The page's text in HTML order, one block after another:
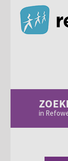
in